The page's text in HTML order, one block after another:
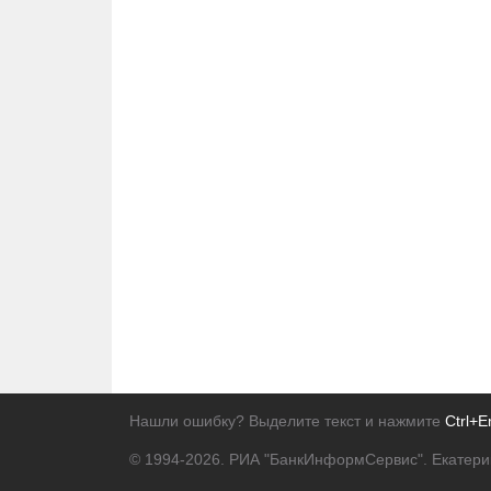
Нашли ошибку? Выделите текст и нажмите
© 1994-2026. РИА "БанкИнформСервис".